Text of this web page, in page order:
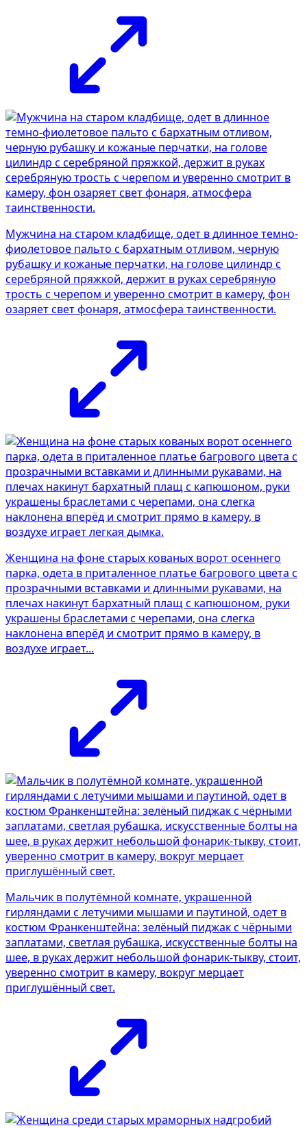
Мужчина на старом кладбище, одет в длинное темно-
фиолетовое пальто с бархатным отливом, черную
рубашку и кожаные перчатки, на голове цилиндр с
серебряной пряжкой, держит в руках серебряную
трость с черепом и уверенно смотрит в камеру, фон
озаряет свет фонаря, атмосфера таинственности.
Женщина на фоне старых кованых ворот осеннего
парка, одета в приталенное платье багрового цвета с
прозрачными вставками и длинными рукавами, на
плечах накинут бархатный плащ с капюшоном, руки
украшены браслетами с черепами, она слегка
наклонена вперёд и смотрит прямо в камеру, в
воздухе играет...
Мальчик в полутёмной комнате, украшенной
гирляндами с летучими мышами и паутиной, одет в
костюм Франкенштейна: зелёный пиджак с чёрными
заплатами, светлая рубашка, искусственные болты на
шее, в руках держит небольшой фонарик-тыкву, стоит,
уверенно смотрит в камеру, вокруг мерцает
приглушённый свет.